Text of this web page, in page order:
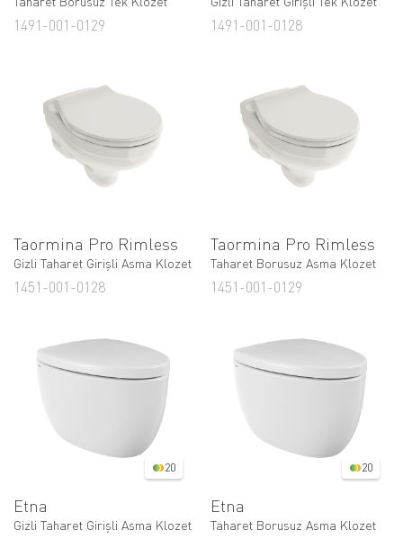
1491-001-0129 1491-001-0128
Taormina Pro Rimless
Gizli Taharet Girişli Asma Klozet
1451-001-0128
Taormina Pro Rimless
Taharet Borusuz Asma Klozet
1451-001-0129
20
Etna
Gizli Taharet Girişli Asma Klozet
20
Etna
Taharet Borusuz Asma Klozet